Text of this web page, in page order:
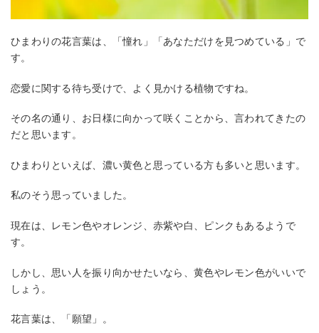
ひまわりの花言葉は、「憧れ」「あなただけを見つめている」で
す。
恋愛に関する待ち受けで、よく見かける植物ですね。
その名の通り、お日様に向かって咲くことから、言われてきたの
だと思います。
ひまわりといえば、濃い黄色と思っている方も多いと思います。
私のそう思っていました。
現在は、レモン色やオレンジ、赤紫や白、ピンクもあるようで
す。
しかし、思い人を振り向かせたいなら、黄色やレモン色がいいで
しょう。
花言葉は、「願望」。